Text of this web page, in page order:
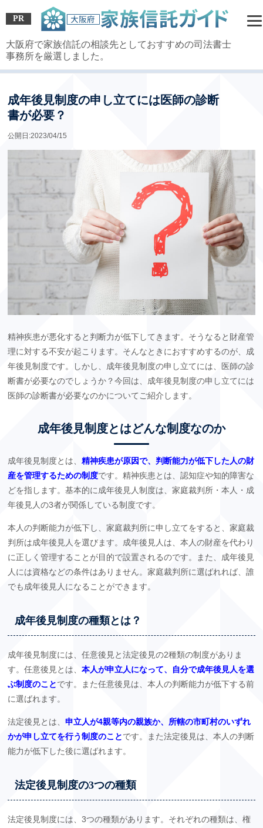
PR
大阪府で家族信託の相談先としておすすめの司法書士
事務所を厳選しました。
家族信託コラム» 成年後見制度の申し立てには医師の診断書が必要？
成年後見制度の申し立てには医師の診断
書が必要？
公開日:2023/04/15
精神疾患が悪化すると判断力が低下してきます。そうなると財産管
理に対する不安が起こります。そんなときにおすすめするのが、成
年後見制度です。しかし、成年後見制度の申し立てには、医師の診
断書が必要なのでしょうか？今回は、成年後見制度の申し立てには
医師の診断書が必要なのかについてご紹介します。
成年後見制度とはどんな制度なのか
成年後見制度とは、精神疾患が原因で、判断能力が低下した人の財
産を管理するための制度です。精神疾患とは、認知症や知的障害な
どを指します。基本的に成年後見人制度は、家庭裁判所・本人・成
年後見人の3者が関係している制度です。
本人の判断能力が低下し、家庭裁判所に申し立てをすると、家庭裁
判所は成年後見人を選びます。成年後見人は、本人の財産を代わり
に正しく管理することが目的で設置されるのです。また、成年後見
人には資格などの条件はありません。家庭裁判所に選ばれれば、誰
でも成年後見人になることができます。
成年後見制度の種類とは？
成年後見制度には、任意後見と法定後見の2種類の制度がありま
す。任意後見とは、本人が申立人になって、自分で成年後見人を選
ぶ制度のことです。また任意後見は、本人の判断能力が低下する前
に選ばれます。
法定後見とは、申立人が4親等内の親族か、所轄の市町村のいずれ
かが申し立てを行う制度のことです。また法定後見は、本人の判断
能力が低下した後に選ばれます。
法定後見制度の3つの種類
法定後見制度には、3つの種類があります。それぞれの種類は、権